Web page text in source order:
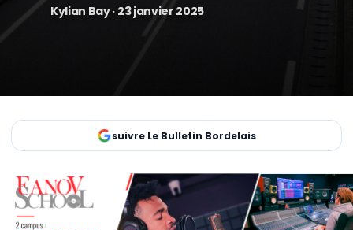
Kylian Bay · 23 janvier 2025
suivre Le Bulletin Bordelais